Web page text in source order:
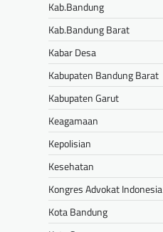
Kab.Bandung
Kab.Bandung Barat
Kabar Desa
Kabupaten Bandung Barat
Kabupaten Garut
Keagamaan
Kepolisian
Kesehatan
Kongres Advokat Indonesia
Kota Bandung